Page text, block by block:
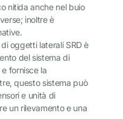
nitida anche nel buio
inoltre è
oggetti laterali SRD è
del sistema di
fornisce la
questo sistema può
e unità di
un rilevamento e una